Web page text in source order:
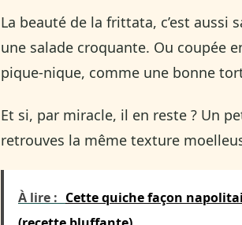
La beauté de la frittata, c’est aussi
une salade croquante. Ou coupée
pique-nique, comme une bonne
Et si, par miracle, il en reste ? Un
retrouves la même texture
À lire : Cette quiche façon